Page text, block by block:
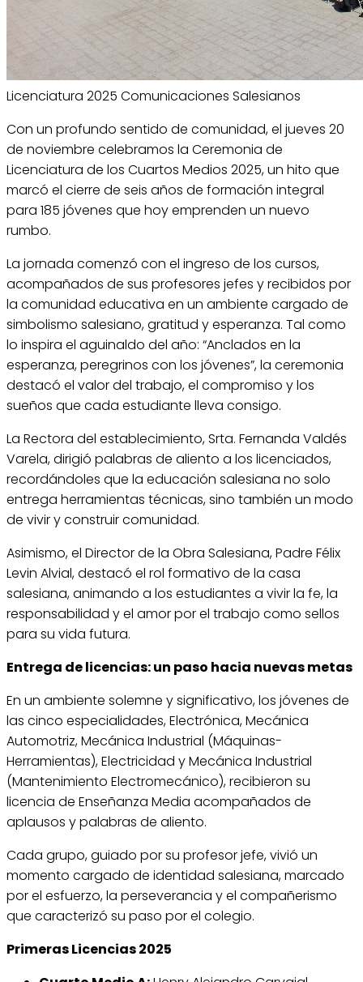
Licenciatura 2025 Comunicaciones Salesianos
Con un profundo sentido de comunidad, el jueves 20
de noviembre celebramos la Ceremonia de
Licenciatura de los Cuartos Medios 2025, un hito que
marcó el cierre de seis años de formación integral
para 185 jóvenes que hoy emprenden un nuevo
rumbo.
La jornada comenzó con el ingreso de los cursos,
acompañados de sus profesores jefes y recibidos por
la comunidad educativa en un ambiente cargado de
simbolismo salesiano, gratitud y esperanza. Tal como
lo inspira el aguinaldo del año: “Anclados en la
esperanza, peregrinos con los jóvenes”, la ceremonia
destacó el valor del trabajo, el compromiso y los
sueños que cada estudiante lleva consigo.
La Rectora del establecimiento, Srta. Fernanda Valdés
Varela, dirigió palabras de aliento a los licenciados,
recordándoles que la educación salesiana no solo
entrega herramientas técnicas, sino también un modo
de vivir y construir comunidad.
Asimismo, el Director de la Obra Salesiana, Padre Félix
Levin Alvial, destacó el rol formativo de la casa
salesiana, animando a los estudiantes a vivir la fe, la
responsabilidad y el amor por el trabajo como sellos
para su vida futura.
Entrega de licencias: un paso hacia nuevas metas
En un ambiente solemne y significativo, los jóvenes de
las cinco especialidades, Electrónica, Mecánica
Automotriz, Mecánica Industrial (Máquinas-
Herramientas), Electricidad y Mecánica Industrial
(Mantenimiento Electromecánico), recibieron su
licencia de Enseñanza Media acompañados de
aplausos y palabras de aliento.
Cada grupo, guiado por su profesor jefe, vivió un
momento cargado de identidad salesiana, marcado
por el esfuerzo, la perseverancia y el compañerismo
que caracterizó su paso por el colegio.
Primeras Licencias 2025